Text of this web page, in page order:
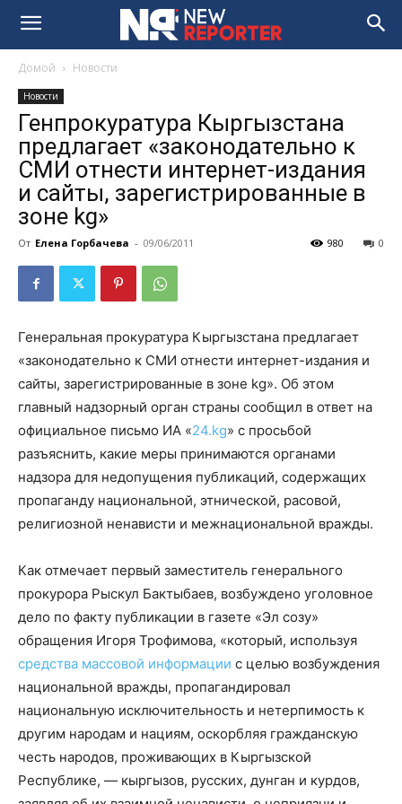
Домой Новости
Новости
Генпрокуратура Кыргызстана
предлагает «законодательно к
СМИ отнести интернет-издания
и сайты, зарегистрированные в
зоне kg»
От Елена Горбачева - 09/06/2011 0
980
Генеральная прокуратура Кыргызстана предлагает
«законодательно к СМИ отнести интернет-издания и
сайты, зарегистрированные в зоне kg». Об этом
главный надзорный орган страны сообщил в ответ на
официальное письмо ИА «24.kg» с просьбой
разъяснить, какие меры принимаются органами
надзора для недопущения публикаций, содержащих
пропаганду национальной, этнической, расовой,
религиозной ненависти и межнациональной вражды.
Как отмечает первый заместитель генерального
прокурора Рыскул Бактыбаев, возбуждено уголовное
дело по факту публикации в газете «Эл созу»
обращения Игоря Трофимова, «который, используя
средства массовой информации с целью возбуждения
национальной вражды, пропагандировал
национальную исключительность и нетерпимость к
другим народам и нациям, оскорбляя гражданскую
честь народов, проживающих в Кыргызской
Республике, — кыргызов, русских, дунган и курдов,